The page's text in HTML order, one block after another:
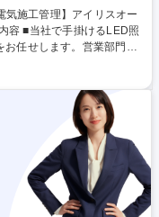
任せします。営業部門と
フィス、工場、ホテルな
員配置などを計画しま
事が完了できるよう対応
施いただき、計画通りに
者手配：受注案件ごとに
を行います。協力業者へ